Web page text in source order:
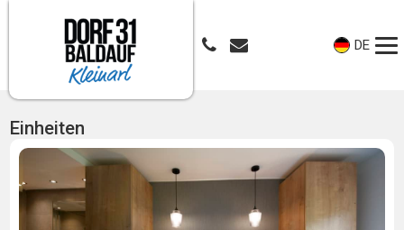
DE
Einheiten